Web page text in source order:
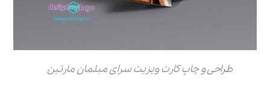
طراحی و چاپ کارت ویزیت سرای مبلمان مارتین